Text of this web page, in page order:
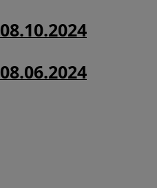
08.10.2024
08.06.2024